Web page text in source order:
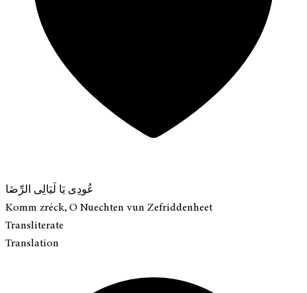
عُودِى يَا لَيَالِى الرِّضَا
Komm zréck, O Nuechten vun Zefriddenheet
Transliterate
Translation